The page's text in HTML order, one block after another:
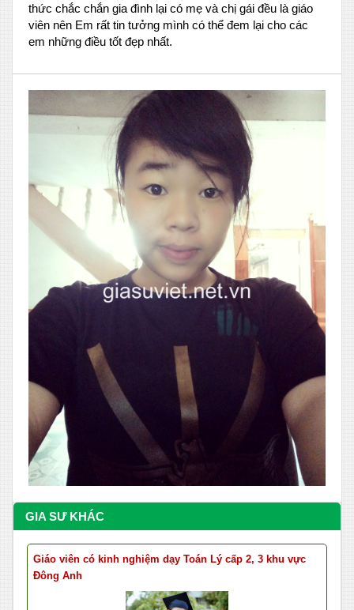
thức chắc chắn gia đình lại có mẹ và chị gái đều là giáo
viên nên Em rất tin tưởng mình có thể đem lại cho các
em những điều tốt đẹp nhất.
GIA SƯ KHÁC
Giáo viên có kinh nghiệm dạy Toán Lý cấp 2, 3 khu vực
Đông Anh